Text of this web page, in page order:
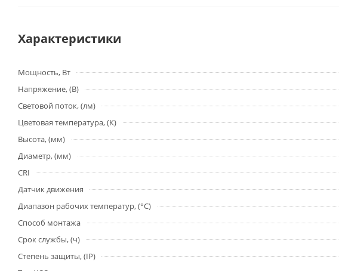
Характеристики
Мощность, Вт
Напряжение, (В)
Световой поток, (лм)
Цветовая температура, (К)
Высота, (мм)
Диаметр, (мм)
CRI
Датчик движения
Диапазон рабочих температур, (°С)
Способ монтажа
Срок службы, (ч)
Степень защиты, (IP)